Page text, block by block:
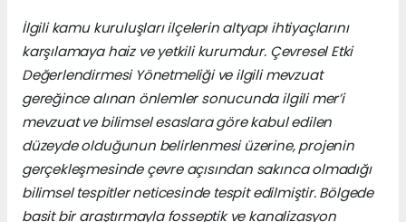
İlgili kamu kuruluşları ilçelerin altyapı ihtiyaçlarını
karşılamaya haiz ve yetkili kurumdur. Çevresel Etki
Değerlendirmesi Yönetmeliği ve ilgili mevzuat
gereğince alınan önlemler sonucunda ilgili mer’i
mevzuat ve bilimsel esaslara göre kabul edilen
düzeyde olduğunun belirlenmesi üzerine, projenin
gerçekleşmesinde çevre açısından sakınca olmadığı
bilimsel tespitler neticesinde tespit edilmiştir. Bölgede
basit bir araştırmayla fosseptik ve kanalizasyon